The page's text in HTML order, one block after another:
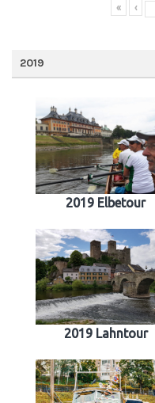
« ‹
2019
2019 Elbetour
2019 Lahntour